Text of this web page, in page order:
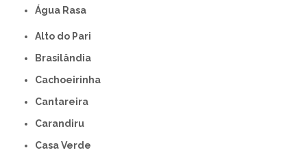
Água Rasa
Alto do Pari
Brasilândia
Cachoeirinha
Cantareira
Carandiru
Casa Verde